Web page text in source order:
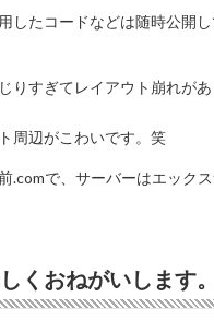
したコードなどは随時公開
りすぎてレイアウト崩れが
周辺がこわいです。笑
.comで、サーバーはエック
くおねがいします。